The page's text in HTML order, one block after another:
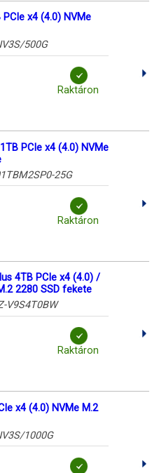
x4 (4.0) NVMe
500G
Raktáron
PCIe x4 (4.0) NVMe
25G
Raktáron
4TB PCIe x4 (4.0) /
2280 SSD fekete
V9S4T0BW
Raktáron
x4 (4.0) NVMe M.2
1000G